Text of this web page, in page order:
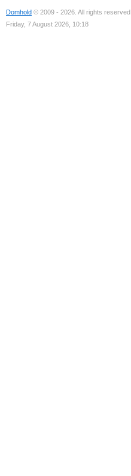
Domhold © 2009 - 2026. All rights reserved.
Friday, 7 August 2026, 10:18